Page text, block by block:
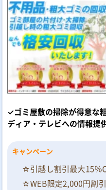
✓ゴミ屋敷の掃除が得意な
ディア・テレビへの情報提
キャンペーン
☆引越し割引最大15％
☆WEB限定2,000円割引